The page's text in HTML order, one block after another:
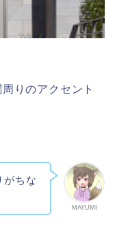
りのアクセント
MAYUMI
がちな